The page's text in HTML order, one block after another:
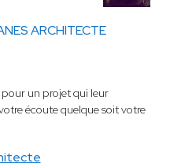
ARCHITECTE
pour un projet qui leur
écoute quelque soit votre